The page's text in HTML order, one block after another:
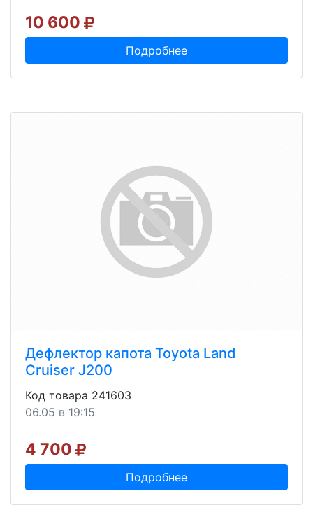
10 600
Подробнее
Дефлектор капота Toyota Land
Cruiser J200
Код товара 241603
06.05 в 19:15
4 700
Подробнее